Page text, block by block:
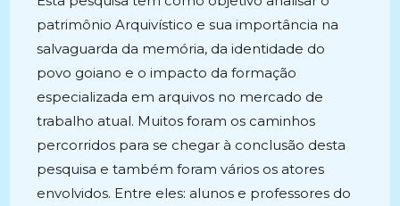
patrimônio Arquivístico e sua importância na
salvaguarda da memória, da identidade do
povo goiano e o impacto da formação
especializada em arquivos no mercado de
trabalho atual. Muitos foram os caminhos
percorridos para se chegar à conclusão desta
pesquisa e também foram vários os atores
envolvidos. Entre eles: alunos e professores do